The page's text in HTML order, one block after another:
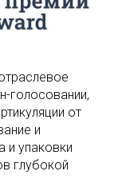
голосовании,
от
и
и упаковки
глубокой